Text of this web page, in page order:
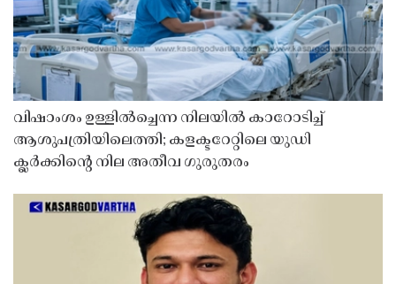
വിഷാംശം ഉള്ളിൽച്ചെന്ന നിലയിൽ കാറോടിച്ച്
ആശുപത്രിയിലെത്തി; കളക്ടറേറ്റിലെ യുഡി
ക്ലർക്കിൻ്റെ നില അതീവ ഗുരുതരം